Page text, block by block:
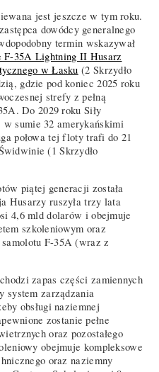
jest jeszcze w tym roku.
dowódcy generalnego
termin wskazywał
F-35A Lightning II Husarz
w Łasku (2 Skrzydło
gdzie pod koniec 2025 roku
strefy z pełną
Do 2029 roku Siły
w sumie 32 amerykańskimi
połowa tej floty trafi do 21
(1 Skrzydło
piątej generacji została
Husarzy ruszyła trzy lata
4,6 mld dolarów i obejmuje
szkoleniowym oraz
F-35A (wraz z
zapas części zamiennych
system zarządzania
obsługi naziemnej
zostanie pełne
oraz pozostałego
obejmuje kompleksowe
oraz naziemny